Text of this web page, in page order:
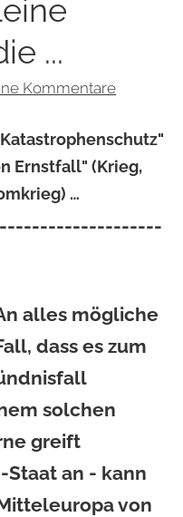
...
Kommentare
Ernstfall" (Krieg,
…
--------------------
alles mögliche
dass es zum
solchen
greift
Staat an - kann
von